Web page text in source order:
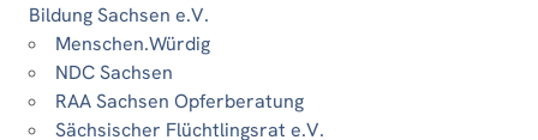
Bildung Sachsen e.V.
Menschen.Würdig
NDC Sachsen
RAA Sachsen Opferberatung
Sächsischer Flüchtlingsrat e.V.